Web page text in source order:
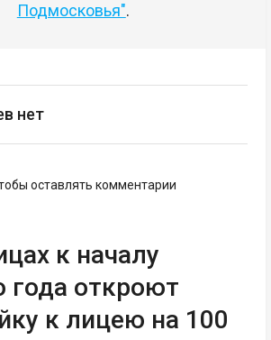
Подмосковья".
нет
оставлять комментарии
к началу
года откроют
к лицею на 100